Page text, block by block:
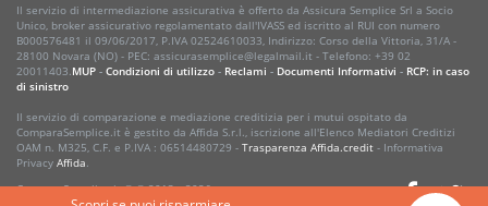
Il servizio di intermediazione assicurativa è offerto da Assicura Semplice Srl a Socio
Unico, broker assicurativo regolamentato dall'IVASS ed iscritto al RUI con numero
B000576481 il 09/06/2017, P.IVA 02524610033, Indirizzo: Corso della Vittoria, 31/A -
28100 Novara (NO) - PEC: assicurasemplice@legalmail.it - Telefono: +39 02
20011403. MUP - Condizioni di utilizzo - Reclami - Documenti Informativi - RCP: in caso
di sinistro
Il servizio di comparazione e mediazione creditizia per i mutui ospitato da
ComparaSemplice.it è gestito da Affida S.r.l., iscrizione all'Elenco Mediatori Creditizi
OAM n. M325, C.F. e P.IVA : 06514480729 - Trasparenza Affida.credit - Informativa
Privacy Affida
ComparaSemplice.it © ® 2013 • 2026